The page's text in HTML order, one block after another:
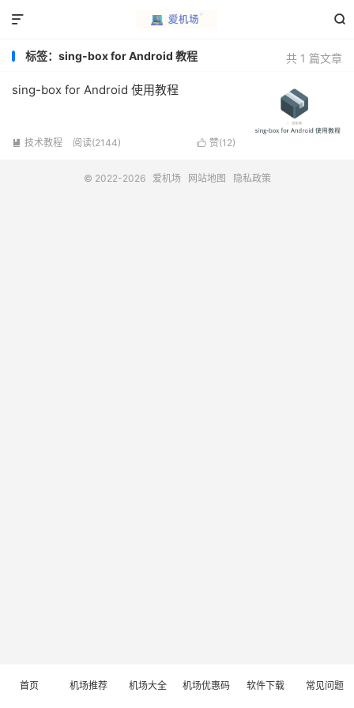


共 1 篇文章
标签：sing-box for Android 教程
sing-box for Android 使用教程
 赞(12)
 技术教程 阅读(2144)
© 2022-2026 爱机场 网站地图 隐私政策
首页 机场推荐 机场大全 机场优惠码 软件下载 常见问题